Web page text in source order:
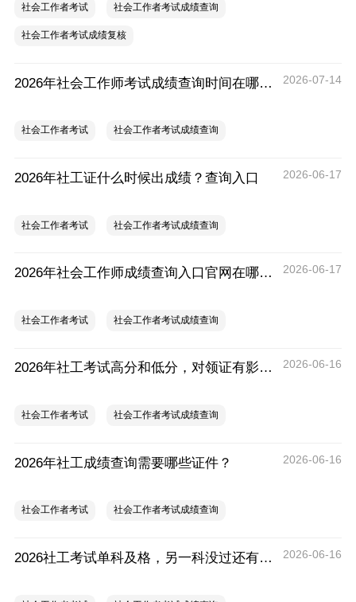
社会工作者考试 社会工作者考试成绩查询
社会工作者考试成绩复核
2026年社会工作师考试成绩查询时间在哪天？历年成绩查询时间 2026-07-14
社会工作者考试 社会工作者考试成绩查询
2026年社工证什么时候出成绩？查询入口 2026-06-17
社会工作者考试 社会工作者考试成绩查询
2026年社会工作师成绩查询入口官网在哪？怎么查询？ 2026-06-17
社会工作者考试 社会工作者考试成绩查询
2026年社工考试高分和低分，对领证有影响吗？ 2026-06-16
社会工作者考试 社会工作者考试成绩查询
2026年社工成绩查询需要哪些证件？ 2026-06-16
社会工作者考试 社会工作者考试成绩查询
2026社工考试单科及格，另一科没过还有机会吗？ 2026-06-16